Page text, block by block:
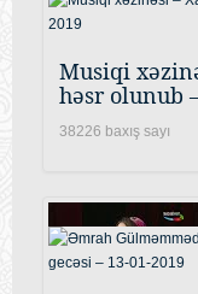
Musiqi
həsr olunub
38226 baxış sayı